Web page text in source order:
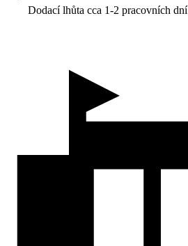
Dodací lhůta cca 1-2 pracovních dní